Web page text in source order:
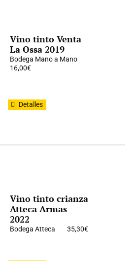
Vino tinto Venta
La Ossa 2019
Bodega Mano a Mano
16,00€
Detalles
Vino tinto crianza
Atteca Armas
2022
Bodega Atteca 35,30€